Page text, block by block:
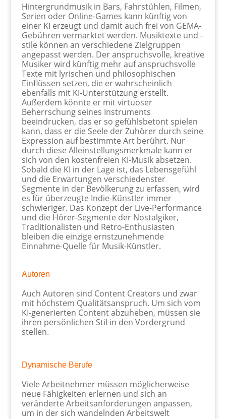
Hintergrundmusik in Bars, Fahrstühlen, Filmen,
Serien oder Online-Games kann künftig von
einer KI erzeugt und damit auch frei von GEMA-
Gebühren vermarktet werden. Musiktexte und -
stile können an verschiedene Zielgruppen
angepasst werden. Der anspruchsvolle, kreative
Musiker wird künftig mehr auf anspruchsvolle
Texte mit lyrischen und philosophischen
Einflüssen setzen, die er wahrscheinlich
ebenfalls mit KI-Unterstützung erstellt.
Außerdem könnte er mit virtuoser
Beherrschung seines Instruments
beeindrucken, das er so gefühlsbetont spielen
kann, dass er die Seele der Zuhörer durch seine
Expression auf bestimmte Art berührt. Nur
durch diese Alleinstellungsmerkmale kann er
sich von den kostenfreien KI-Musik absetzen.
Sobald die KI in der Lage ist, das Lebensgefühl
und die Erwartungen verschiedenster
Segmente in der Bevölkerung zu erfassen, wird
es für überzeugte Indie-Künstler immer
schwieriger. Das Konzept der Live-Performance
und die Hörer-Segmente der Nostalgiker,
Traditionalisten und Retro-Enthusiasten
bleiben die einzige ernstzunehmende
Einnahme-Quelle für Musik-Künstler.
Autoren
Auch Autoren sind Content Creators und zwar
mit höchstem Qualitätsanspruch. Um sich vom
KI-generierten Content abzuheben, müssen sie
ihren persönlichen Stil in den Vordergrund
stellen.
Dynamische Berufe
Viele Arbeitnehmer müssen möglicherweise
neue Fähigkeiten erlernen und sich an
veränderte Arbeitsanforderungen anpassen,
um in der sich wandelnden Arbeitswelt